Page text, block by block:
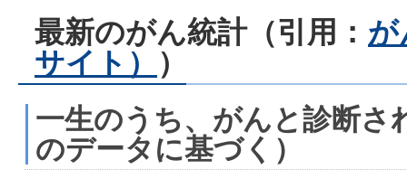
最新のがん統計（引用： が
サイト）
）
一生のうち、がんと診断さ
のデータに基づく）